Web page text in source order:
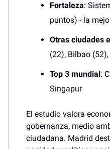
Fortaleza:
puntos) - la
Otras ciudades
(22), Bilbao
Top 3 mundial :
Singapur
El estudio valora
gobernanza, medio
ciudadana. Madrid